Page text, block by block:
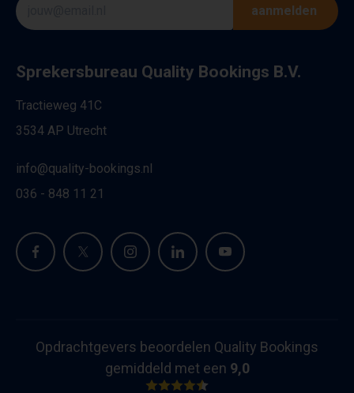
aanmelden
Sprekersbureau Quality Bookings B.V.
Tractieweg 41C
3534 AP Utrecht
info@quality-bookings.nl
036 - 848 11 21
Opdrachtgevers beoordelen Quality Bookings
gemiddeld met een 9,0